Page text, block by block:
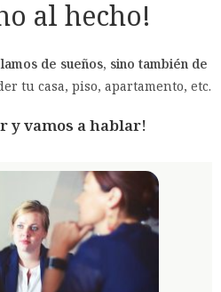
al hecho!
de sueños, sino también de
tu casa, piso, apartamento, etc.
y vamos a hablar!